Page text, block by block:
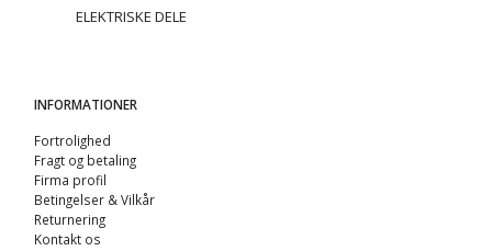
ELEKTRISKE DELE
INFORMATIONER
Fortrolighed
Fragt og betaling
Firma profil
Betingelser & Vilkår
Returnering
Kontakt os